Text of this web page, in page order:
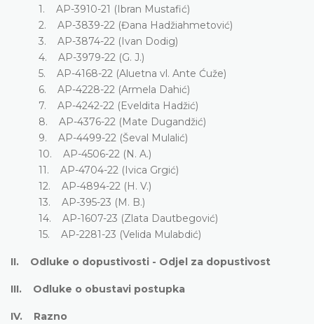
1. AP-3910-21 (Ibran Mustafić)
2. AP-3839-22 (Đana Hadžiahmetović)
3. AP-3874-22 (Ivan Dodig)
4. AP-3979-22 (G. J.)
5. AP-4168-22 (Aluetna vl. Ante Ćuže)
6. AP-4228-22 (Armela Dahić)
7. AP-4242-22 (Eveldita Hadžić)
8. AP-4376-22 (Mate Dugandžić)
9. AP-4499-22 (Ševal Mulalić)
10. AP-4506-22 (N. A.)
11. AP-4704-22 (Ivica Grgić)
12. AP-4894-22 (H. V.)
13. AP-395-23 (M. B.)
14. AP-1607-23 (Zlata Dautbegović)
15. AP-2281-23 (Velida Mulabdić)
II. Odluke o dopustivosti - Odjel za dopustivost
III. Odluke o obustavi postupka
IV. Razno